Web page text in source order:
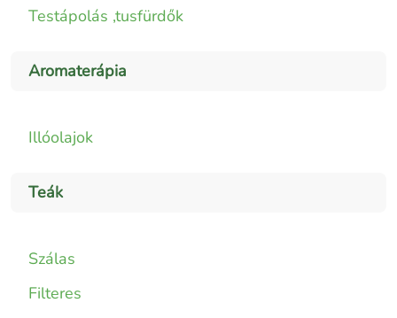
Testápolás ,tusfürdők
Aromaterápia
Illóolajok
Teák
Szálas
Filteres